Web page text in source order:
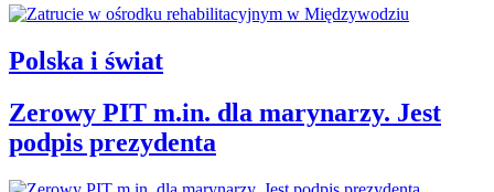
Polska i świat
Zerowy PIT m.in. dla marynarzy. Jest
podpis prezydenta